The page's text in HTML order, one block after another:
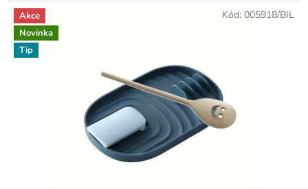
Akce
Novinka
Tip
Kód: 005918/BIL